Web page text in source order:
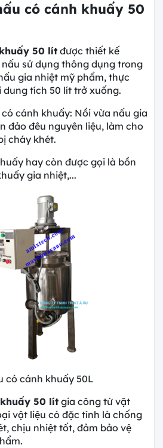
có cánh khuấy 50
50 lít được thiết kế
sử dụng thông dụng trong
gia nhiệt mỹ phẩm, thực
dung tích 50 lít trở xuống.
cánh khuấy: Nồi vừa nấu gia
đảo đêu nguyên liệu, làm cho
cháy khét.
hay còn được gọi là bồn
gia nhiệt,...
có cánh khuấy 50L
50 lít gia công từ vật
vật liệu có đặc tính là chống
chịu nhiệt tốt, đảm bảo vệ